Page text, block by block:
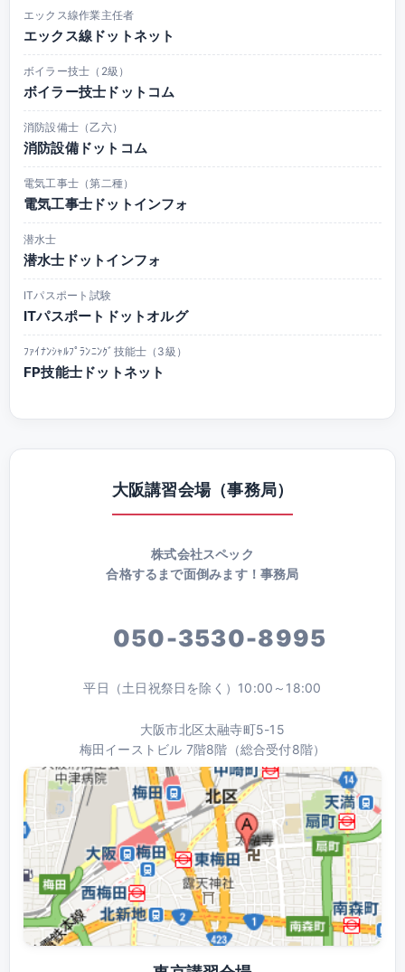
エックス線作業主任者
エックス線ドットネット
ボイラー技士（2級）
ボイラー技士ドットコム
消防設備士（乙六）
消防設備ドットコム
電気工事士（第二種）
電気工事士ドットインフォ
潜水士
潜水士ドットインフォ
ITパスポート試験
ITパスポートドットオルグ
ﾌｧｲﾅﾝｼｬﾙﾌﾟﾗﾝﾆﾝｸﾞ技能士（3級）
FP技能士ドットネット
大阪講習会場（事務局）
株式会社スペック
合格するまで面倒みます！事務局
050-3530-8995
平日（土日祝祭日を除く）10:00～18:00
大阪市北区太融寺町5-15
梅田イーストビル 7階8階（総合受付8階）